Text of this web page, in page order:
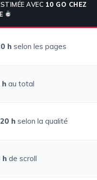
AVEC 10 GO CHEZ
h selon les pages
h au total
h selon la qualité
h de scroll